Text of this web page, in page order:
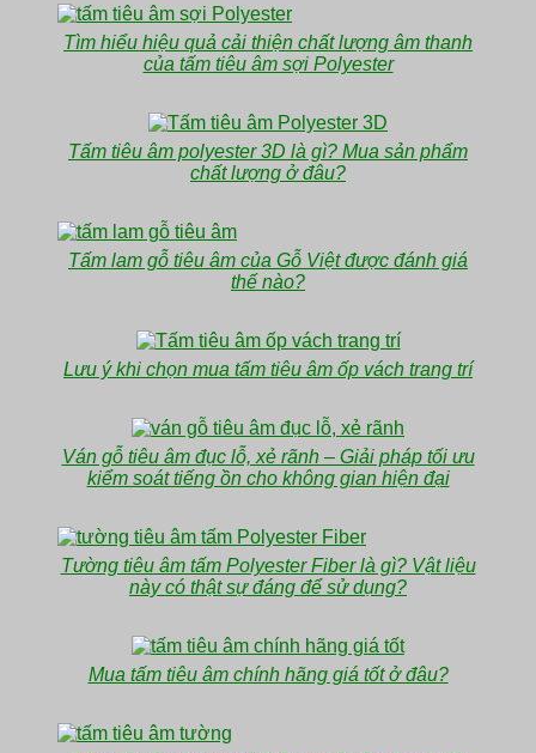
Tìm hiểu hiệu quả cải thiện chất lượng âm thanh
của tấm tiêu âm sợi Polyester
Tấm tiêu âm polyester 3D là gì? Mua sản phẩm
chất lượng ở đâu?
Tấm lam gỗ tiêu âm của Gỗ Việt được đánh giá
thế nào?
Lưu ý khi chọn mua tấm tiêu âm ốp vách trang trí
Ván gỗ tiêu âm đục lỗ, xẻ rãnh – Giải pháp tối ưu
kiểm soát tiếng ồn cho không gian hiện đại
Tường tiêu âm tấm Polyester Fiber là gì? Vật liệu
này có thật sự đáng để sử dụng?
Mua tấm tiêu âm chính hãng giá tốt ở đâu?